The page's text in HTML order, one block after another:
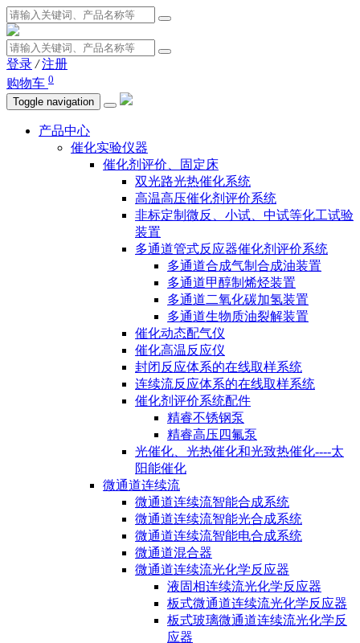
登录 / 注册
购物车 0
Toggle navigation
产品中心
催化实验仪器
催化剂评价、固定床
双光路光热催化系统
高温高压催化剂评价系统
非标定制微反、小试、中试等化工试验
装置
多通道管式反应器催化剂评价系统
多通道合成气制合成油装置
多通道甲醇制烯烃装置
多通道二氧化碳加氢装置
多通道生物质油裂解装置
催化动态配气仪
催化高温反应仪
封闭反应体系的在线取样系统
连续流反应体系的在线取样系统
催化剂评价系统配件
精睿不锈钢泵
精睿高压四氟泵
光催化、光热催化和光致热催化----太
阳能催化
微通道连续流
微通道连续流智能合成系统
微通道连续流智能光合成系统
微通道连续流智能电合成系统
微通道混合器
微通道连续流光化学反应器
液固相连续流光化学反应器
板式微通道连续流光化学反应器
板式玻璃微通道连续流光化学反
应器